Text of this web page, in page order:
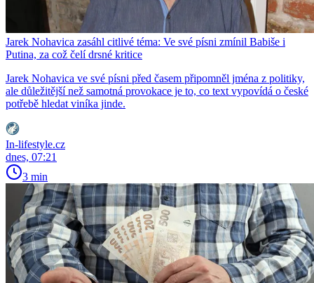
Jarek Nohavica zasáhl citlivé téma: Ve své písni zmínil Babiše i
Putina, za což čelí drsné kritice
Jarek Nohavica ve své písni před časem připomněl jména z politiky,
ale důležitější než samotná provokace je to, co text vypovídá o české
potřebě hledat viníka jinde.
In-lifestyle.cz
dnes, 07:21
3 min